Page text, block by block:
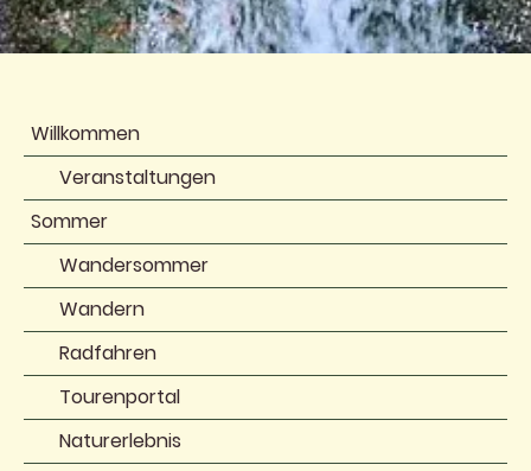
Willkommen
Veranstaltungen
Sommer
Wandersommer
Wandern
Radfahren
Tourenportal
Naturerlebnis